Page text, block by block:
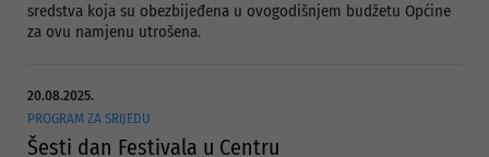
sredstva koja su obezbijeđena u ovogodišnjem budžetu Općine
za ovu namjenu utrošena.
20.08.2025.
PROGRAM ZA SRIJEDU
Šesti dan Festivala u Centru